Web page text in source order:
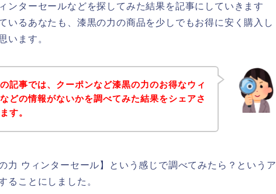
ンターセールなどを探してみた結果を記事にしていきます
いるあなたも、漆黒の力の商品を少しでもお得に安く購入し
います。
記事では、クーポンなど漆黒の力のお得なウィ
どの情報がないかを調べてみた結果をシェアさ
す。
力 ウィンターセール】という感じで調べてみたら？というア
ることにしました。